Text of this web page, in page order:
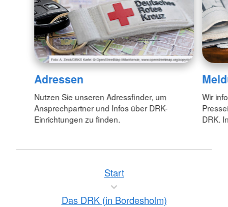
Adressen
Nutzen Sie unseren Adressfinder, um
Ansprechpartner und Infos über DRK-
Einrichtungen zu finden.
Wir
DRK.
Start
Das DRK (in Bordesholm)